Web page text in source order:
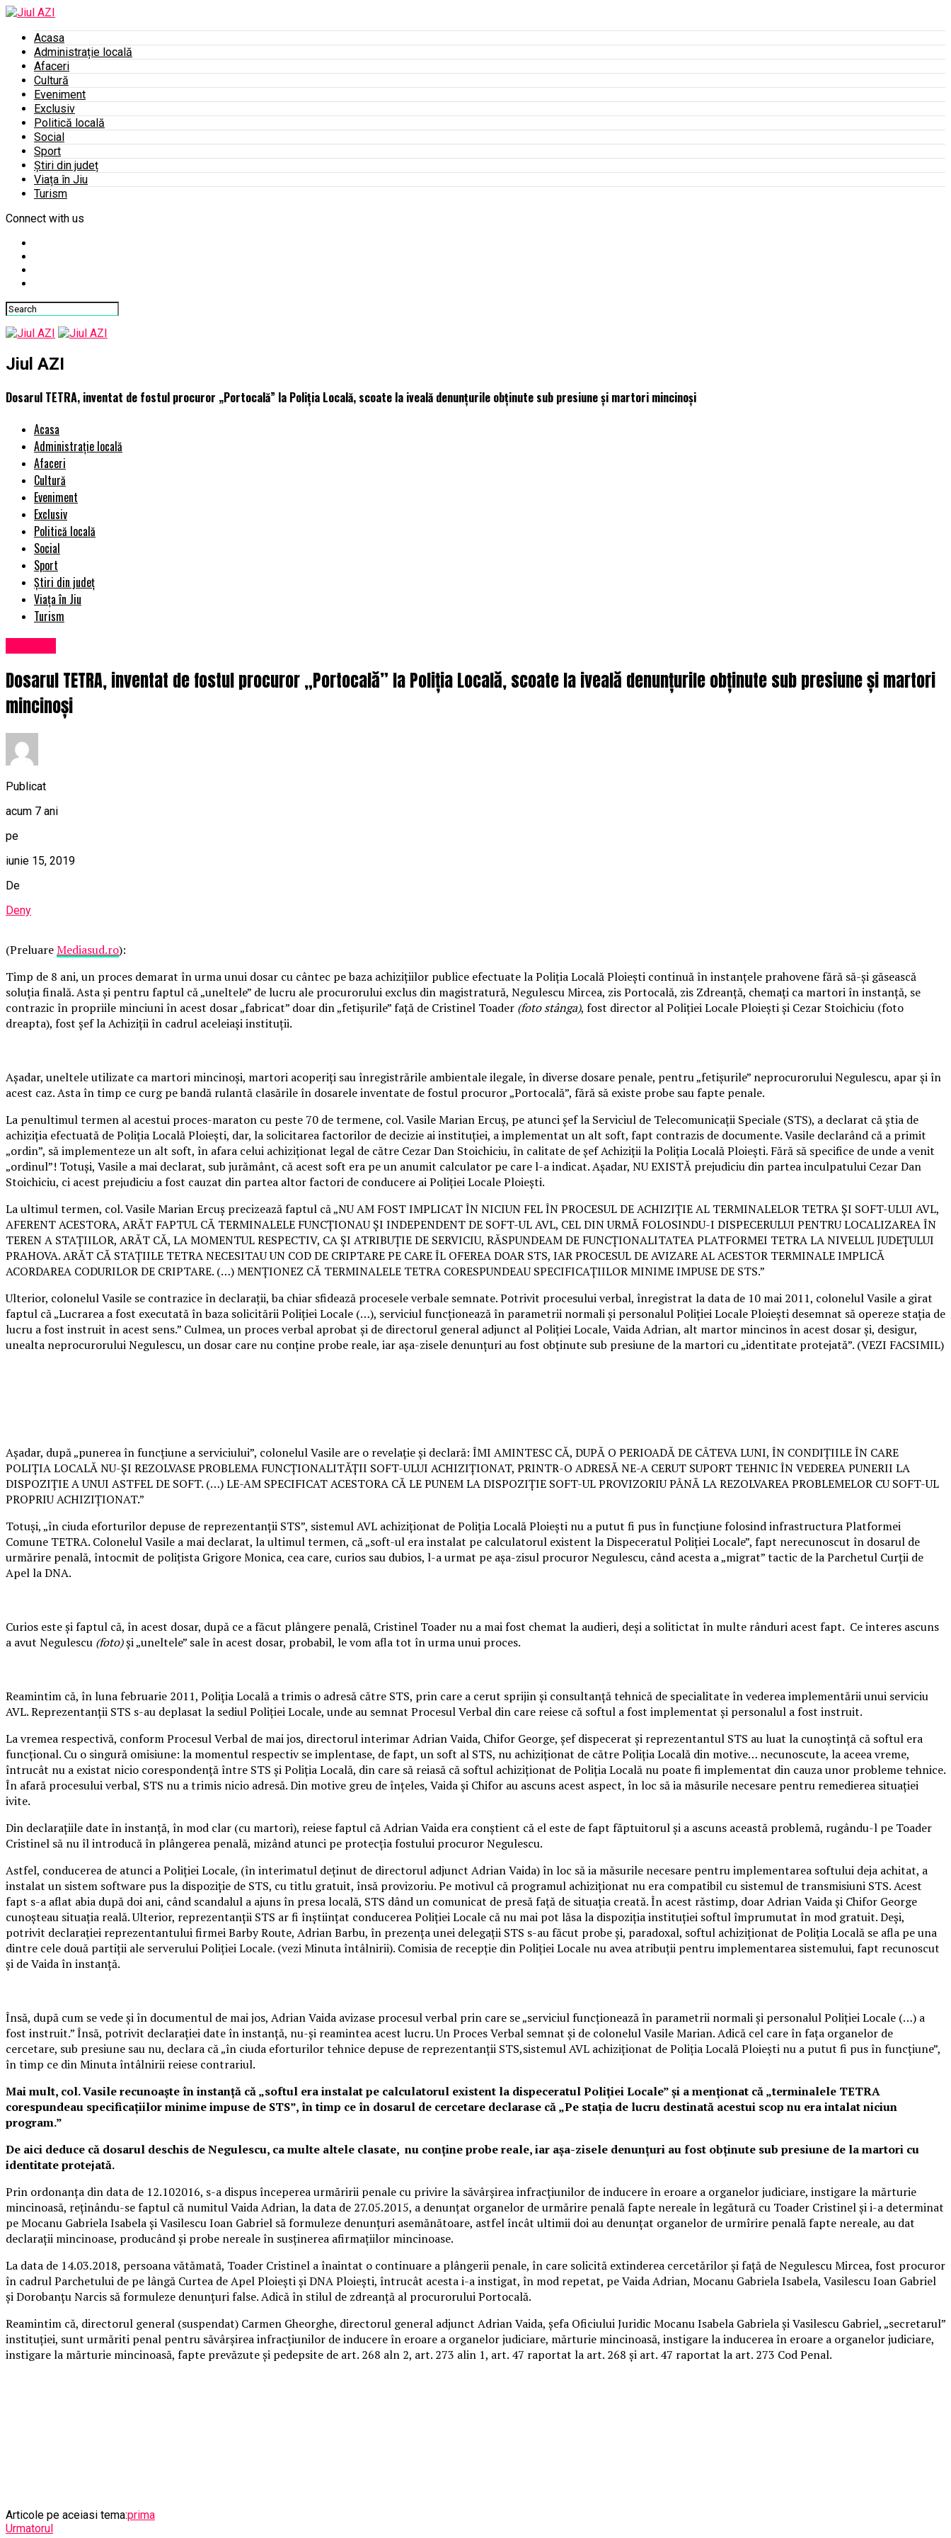
Acasa
Administrație locală
Afaceri
Cultură
Eveniment
Exclusiv
Politică locală
Social
Sport
Știri din județ
Viața în Jiu
Turism
Connect with us
Jiul AZI
Dosarul TETRA, inventat de fostul procuror „Portocală” la Poliția Locală, scoate la iveală denunțurile obținute sub presiune și martori mincinoși
Acasa
Administrație locală
Afaceri
Cultură
Eveniment
Exclusiv
Politică locală
Social
Sport
Știri din județ
Viața în Jiu
Turism
Dosarul TETRA, inventat de fostul procuror „Portocală” la Poliția Locală, scoate la iveală denunțurile obținute sub presiune și martori
mincinoși
Publicat
acum 7 ani
pe
iunie 15, 2019
De
Deny
(PreluareMediasud.ro):
Timp de 8 ani, un proces demarat în urma unui dosar cu cântec pe baza achizițiilor publice efectuate la Poliția Locală Ploiești continuă în instanțele prahovene fără să-și găsească
soluția finală. Asta și pentru faptul că „uneltele” de lucru ale procurorului exclus din magistratură, Negulescu Mircea, zis Portocală, zis Zdreanță, chemați ca martori în instanță, se
contrazic în propriile minciuni în acest dosar „fabricat” doar din „fetișurile” față de Cristinel Toader (foto stânga), fost director al Poliției Locale Ploiești și Cezar Stoichiciu (foto
dreapta), fost șef la Achiziții în cadrul aceleiași instituții.
Așadar, uneltele utilizate ca martori mincinoși, martori acoperiți sauînregistrările ambientale ilegale, în diverse dosare penale, pentru „fetișurile” neprocurorului Negulescu, apar și în
acest caz. Asta în timp ce curg pe bandă rulantă clasările în dosarele inventate de fostul procuror „Portocală”, fără să existe probe sau fapte penale.
La penultimul termen al acestui proces-maraton cu peste 70 de termene, col. Vasile Marian Ercuș, pe atunci șef la Serviciul de Telecomunicații Speciale (STS), a declarat că știa de
achiziția efectuată de Poliția Locală Ploiești, dar, la solicitarea factorilor de decizie ai instituției, a implementat un alt soft, fapt contrazis de documente. Vasile declarând că a primit
„ordin”, să implementeze un alt soft, în afara celui achiziționat legal de către Cezar Dan Stoichiciu, în calitate de șef Achiziții la Poliția Locală Ploiești. Fără să specifice de unde a venit
„ordinul”! Totuși, Vasile a mai declarat, sub jurământ, că acest soft era pe un anumit calculator pe care l-a indicat. Așadar, NU EXISTĂ prejudiciu din partea inculpatului Cezar Dan
Stoichiciu, ci acest prejudiciu a fost cauzat din partea altor factori de conducere ai Poliției Locale Ploiești.
La ultimul termen, col. Vasile Marian Ercuș precizează faptul că „NU AM FOST IMPLICAT ÎN NICIUN FEL ÎN PROCESUL DE ACHIZIȚIE AL TERMINALELOR TETRA ȘI SOFT-ULUI AVL,
AFERENT ACESTORA, ARĂT FAPTUL CĂ TERMINALELE FUNCȚIONAU ȘI INDEPENDENT DE SOFT-UL AVL, CEL DIN URMĂ FOLOSINDU-I DISPECERULUI PENTRU LOCALIZAREA ÎN
TEREN A STAȚIILOR, ARĂT CĂ, LA MOMENTUL RESPECTIV, CA ȘI ATRIBUȚIE DE SERVICIU, RĂSPUNDEAM DE FUNCȚIONALITATEA PLATFORMEI TETRA LA NIVELUL JUDEȚULUI
PRAHOVA. ARĂT CĂ STAȚIILE TETRA NECESITAU UN COD DE CRIPTARE PE CARE ÎL OFEREA DOAR STS, IAR PROCESUL DE AVIZARE AL ACESTOR TERMINALE IMPLICĂ
ACORDAREA CODURILOR DE CRIPTARE. (…) MENȚIONEZ CĂ TERMINALELE TETRA CORESPUNDEAU SPECIFICAȚIILOR MINIME IMPUSE DE STS.”
Ulterior, colonelul Vasile se contrazice în declarații, ba chiar sfidează procesele verbale semnate. Potrivit procesului verbal, înregistrat la data de 10 mai 2011, colonelul Vasile a girat
faptul că „Lucrarea a fost executată în baza solicitării Poliției Locale (…), serviciul funcționează în parametrii normali și personalul Poliției Locale Ploiești desemnat să opereze stația de
lucru a fost instruit în acest sens.” Culmea, un proces verbal aprobat și de directorul general adjunct al Poliției Locale, Vaida Adrian, alt martor mincinos în acest dosar și, desigur,
unealta neprocurorului Negulescu, un dosar care nu conține probe reale, iar așa-zisele denunțuri au fost obținute sub presiune de la martori cu „identitate protejată”. (VEZI FACSIMIL)
Așadar, după „punerea în funcțiune a serviciului”, colonelul Vasile are o revelație și declară: ÎMI AMINTESC CĂ, DUPĂ O PERIOADĂ DE CÂTEVA LUNI, ÎN CONDIȚIILE ÎN CARE
POLIȚIA LOCALĂ NU-ȘI REZOLVASE PROBLEMA FUNCȚIONALITĂȚII SOFT-ULUI ACHIZIȚIONAT, PRINTR-O ADRESĂ NE-A CERUT SUPORT TEHNIC ÎN VEDEREA PUNERII LA
DISPOZIȚIE A UNUI ASTFEL DE SOFT. (…) LE-AM SPECIFICAT ACESTORA CĂ LE PUNEM LA DISPOZIȚIE SOFT-UL PROVIZORIU PÂNĂ LA REZOLVAREA PROBLEMELOR CU SOFT-UL
PROPRIU ACHIZIȚIONAT.”
Totuși, „în ciuda eforturilor depuse de reprezentanții STS”, sistemul AVL achiziționat de Poliția Locală Ploiești nu a putut fi pus în funcțiune folosind infrastructura Platformei
Comune TETRA. Colonelul Vasile a mai declarat, la ultimul termen, că „soft-ul era instalat pe calculatorul existent la Dispeceratul Poliției Locale”, fapt nerecunoscut în dosarul de
urmărire penală, întocmit de polițista Grigore Monica, cea care, curios sau dubios, l-a urmat pe așa-zisul procuror Negulescu, când acesta a „migrat” tactic de la Parchetul Curții de
Apel la DNA.
Curios este și faptul că, în acest dosar, după ce a făcut plângere penală, Cristinel Toader nu a mai fost chemat la audieri, deși a solitictat în multe rânduri acest fapt. Ce interes ascuns
a avut Negulescu (foto)și „uneltele” sale în acest dosar, probabil, le vom afla tot în urma unui proces.
Reamintim că, în luna februarie 2011, Poliția Locală a trimis o adresă către STS, prin care a cerut sprijin și consultanță tehnică de specialitate în vederea implementării unui serviciu
AVL. Reprezentanții STS s-au deplasat la sediul Poliției Locale, unde au semnat Procesul Verbal din care reiese că softul a fost implementat și personalul a fost instruit.
La vremea respectivă, conform Procesul Verbal de mai jos, directorul interimar Adrian Vaida, Chifor George, șef dispecerat și reprezentantul STS au luat la cunoștință că softul era
funcțional. Cu o singură omisiune: la momentul respectiv se implentase, de fapt, un soft al STS, nu achiziționat de către Poliția Locală din motive… necunoscute, la aceea vreme,
întrucât nu a existat nicio corespondență între STS și Poliția Locală, din care să reiasă că softul achiziționat de Poliția Locală nu poate fi implementat din cauza unor probleme tehnice.
În afară procesului verbal, STS nu a trimis nicio adresă. Din motive greu de înțeles, Vaida și Chifor au ascuns acest aspect, în loc să ia măsurile necesare pentru remedierea situației
ivite.
Din declarațiile date în instanță, în mod clar (cu martori), reiese faptul că Adrian Vaida era conștient că el este de fapt făptuitorul și a ascuns această problemă, rugându-l pe Toader
Cristinel să nu îl introducă în plângerea penală, mizând atunci pe protecția fostului procuror Negulescu.
Astfel, conducerea de atunci a Poliţiei Locale, (în interimatul deținut de directorul adjunct Adrian Vaida) în loc să ia măsurile necesare pentru implementarea softului deja achitat, a
instalat un sistem software pus la dispoziţie de STS, cu titlu gratuit, însă provizoriu. Pe motivul că programul achiziţionat nu era compatibil cu sistemul de transmisiuni STS. Acest
fapt s-a aflat abia după doi ani, când scandalul a ajuns în presa locală, STS dând un comunicat de presă față de situația creată. În acest răstimp, doar Adrian Vaida și Chifor George
cunoșteau situația reală. Ulterior, reprezentanţii STS ar fi înştiinţat conducerea Poliţiei Locale că nu mai pot lăsa la dispoziţia instituţiei softul împrumutat în mod gratuit. Deși,
potrivit declarației reprezentantului firmei Barby Route, Adrian Barbu, în prezența unei delegații STS s-au făcut probe și, paradoxal, softul achiziționat de Poliția Locală se afla pe una
dintre cele două partiții ale serverului Poliției Locale. (vezi Minuta întâlnirii). Comisia de recepție din Poliției Locale nu avea atribuții pentru implementarea sistemului, fapt recunoscut
și de Vaida în instanță.
Însă, după cum se vede și în documentul de mai jos, Adrian Vaida avizase procesul verbal prin care se „serviciul funcționează în parametrii normali și personalul Poliției Locale (…) a
fost instruit.” Însă, potrivit declarației date în instanță, nu-și reamintea acest lucru. Un Proces Verbal semnat și de colonelul Vasile Marian. Adică cel care în fața organelor de
cercetare, sub presiune sau nu, declara că „în ciuda eforturilor tehnice depuse de reprezentanții STS,sistemul AVL achiziționat de Poliția Locală Ploiești nu a putut fi pus în funcțiune”,
în timp ce din Minuta întâlnirii reiese contrariul.
Mai mult, col. Vasile recunoaște în instanță că „softul era instalat pe calculatorul existent la dispeceratul Poliției Locale” și a menționat că „terminalele TETRA
corespundeau specificațiilor minime impuse de STS”, în timp ce în dosarul de cercetare declarase că „Pe stația de lucru destinată acestui scop nu era intalat niciun
program.”
De aici deduce că dosarul deschis de Negulescu, ca multe altele clasate, nu conține probe reale, iar așa-zisele denunțuri au fost obținute sub presiune de la martori cu
identitate protejată.
Prin ordonanța din data de 12.102016, s-a dispus începerea urmăririi penale cu privire la săvârșirea infracțiunilor de inducere în eroare a organelor judiciare, instigare la mărturie
mincinoasă, reținându-se faptul că numitul Vaida Adrian, la data de 27.05.2015, a denunțat organelor de urmărire penală fapte nereale în legătură cu Toader Cristinel și i-a determinat
pe Mocanu Gabriela Isabela și Vasilescu Ioan Gabriel să formuleze denunțuri asemănătoare, astfel încât ultimii doi au denunțat organelor de urmîrire penală fapte nereale, au dat
declarații mincinoase, producând și probe nereale în susținerea afirmațiilor mincinoase.
La data de 14.03.2018, persoana vătămată, Toader Cristinel a înaintat o continuare a plângerii penale, în care solicită extinderea cercetărilor și față de Negulescu Mircea, fost procuror
în cadrul Parchetului de pe lângă Curtea de Apel Ploiești și DNA Ploiești, întrucât acesta i-a instigat, în mod repetat, pe Vaida Adrian, Mocanu Gabriela Isabela, Vasilescu Ioan Gabriel
și Dorobanțu Narcis să formuleze denunțuri false. Adică în stilul de zdreanță al procurorului Portocală.
Reamintim că, directorul general (suspendat) Carmen Gheorghe, directorul general adjunct Adrian Vaida, șefa Oficiului Juridic Mocanu Isabela Gabriela și Vasilescu Gabriel, „secretarul”
instituției, sunt urmăriti penal pentru săvârșirea infracțiunilor de inducere în eroare a organelor judiciare, mărturie mincinoasă, instigare la inducerea în eroare a organelor judiciare,
instigare la mărturie mincinoasă, fapte prevăzute și pedepsite de art. 268 aln 2, art. 273 alin 1, art. 47 raportat la art. 268 și art. 47 raportat la art. 273 Cod Penal.
Articole pe aceiasi tema:prima
Urmatorul